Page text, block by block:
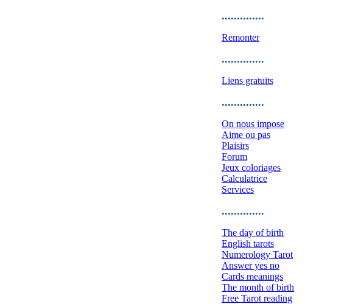
..............
Remonter
..............
Liens gratuits
..............
On nous impose
Aime ou pas
Plaisirs
Forum
Jeux coloriages
Calculatrice
Services
..............
The day of birth
English tarots
Numerology Tarot
Answer yes no
Cards meanings
The month of birth
Free Tarot reading